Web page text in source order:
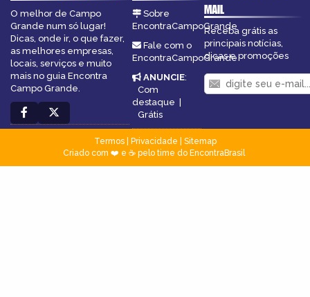
O melhor de Campo
Grande num só lugar!
Dicas, onde ir, o que fazer,
as melhores empresas,
locais, serviços e muito
mais no guia Encontra
Campo Grande.
Sobre
EncontraCampoGrande
Fale com o
EncontraCampoGrande
ANUNCIE:
Com
destaque |
Grátis
MAIL
Receba grátis as
principais notícias,
dicas e promoções
Termos| Privacidade
Sitemap
Criado com ❤️ e ☕ pelo time do EncontraBrasil